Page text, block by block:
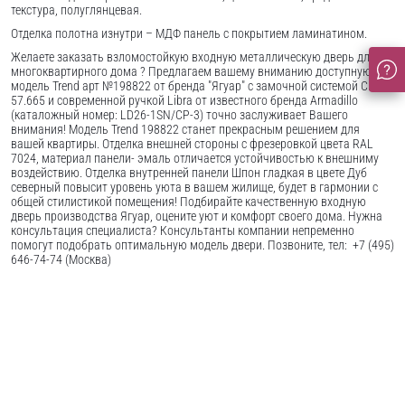
текстура, полуглянцевая.
Отделка полотна изнутри – МДФ панель с покрытием ламинатином.
Желаете заказать взломостойкую входную металлическую дверь для
многоквартирного дома ? Предлагаем вашему вниманию доступную
модель Trend арт №198822 от бренда "Ягуар" с замочной системой Cisa
57.665 и современной ручкой Libra от известного бренда Armadillo
(каталожный номер: LD26-1SN/CP-3) точно заслуживает Вашего
внимания! Модель Trend 198822 станет прекрасным решением для
вашей квартиры. Отделка внешней стороны с фрезеровкой цвета RAL
7024, материал панели- эмаль отличается устойчивостью к внешниму
воздействию. Отделка внутренней панели Шпон гладкая в цвете Дуб
северный повысит уровень уюта в вашем жилище, будет в гармонии с
общей стилистикой помещения! Подбирайте качественную входную
дверь производства Ягуар, оцените уют и комфорт своего дома. Нужна
консультация специалиста? Консультанты компании непременно
помогут подобрать оптимальную модель двери. Позвоните, тел: +7 (495)
646-74-74 (Москва)